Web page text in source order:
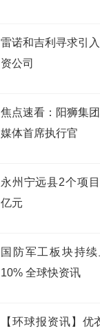
雷诺和吉利寻求引
资公司
焦点速看：阳狮集
媒体首席执行官
永州宁远县2个项
亿元
国防军工板块持
10% 全球快资讯
【环球报资讯】